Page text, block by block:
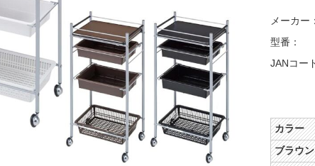
メーカー：
型番：
JANコー
カラー
ブラウン